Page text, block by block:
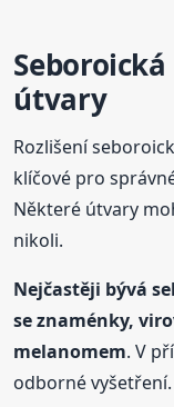
útvary
Rozlišení
klíčové pro
Některé útvary
nikoli.
Nejčastěji bývá
se znaménky,
melanomem. V
odborné vyšetření.